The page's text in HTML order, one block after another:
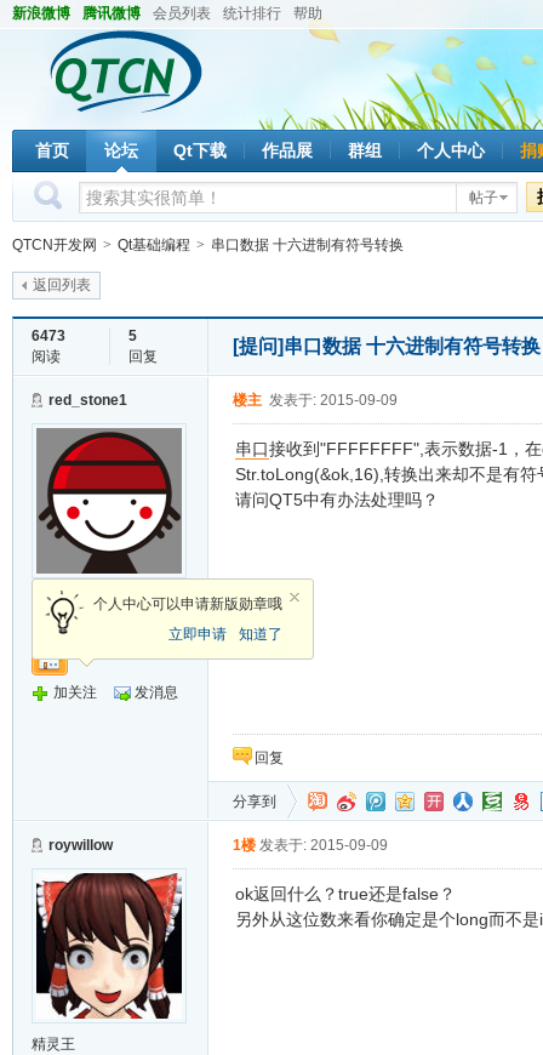
新浪微博 腾讯微博 会员列表 统计排行 帮助
首页 论坛 Qt下载 作品展 群组 个人中心 捐
帖子
QTCN开发网 > Qt基础编程 > 串口数据 十六进制有符号转换
返回列表
6473
阅读
5
回复
[提问]串口数据 十六进制有符号转
red_stone1
新手上路
个人中心可以申请新版勋章哦
立即申请
知道了
加关注 发消息
楼主 发表于: 2015-09-09
串口接收到"FFFFFFFF",表示数据-1，
Str.toLong(&ok,16),转换出来却不是有符
请问QT5中有办法处理吗？
回复
分享到
roywillow
精灵王
1楼 发表于: 2015-09-09
ok返回什么？true还是false？
另外从这位数来看你确定是个long而不